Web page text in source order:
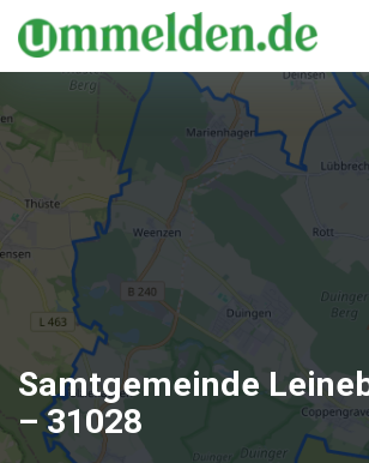
Samtgemeinde
– 31028